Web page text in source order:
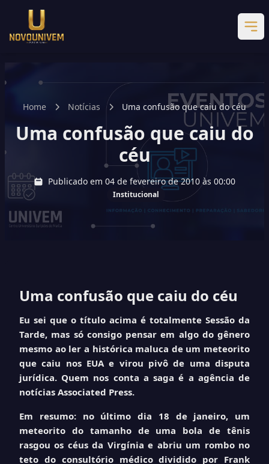
Home Notícias Uma confusão que caiu do céu
Uma confusão que caiu do
céu
Publicado em 04 de fevereiro de 2010 às 00:00
Institucional
Uma confusão que caiu do céu
Eu sei que o título acima é totalmente Sessão da
Tarde, mas só consigo pensar em algo do gênero
mesmo ao ler a histórica maluca de um meteorito
que caiu nos EUA e virou pivô de uma disputa
jurídica. Quem nos conta a saga é a agência de
notícias Associated Press.
Em resumo: no último dia 18 de janeiro, um
meteorito do tamanho de uma bola de tênis
rasgou os céus da Virgínia e abriu um rombo no
teto do consultório médico dividido por Frank